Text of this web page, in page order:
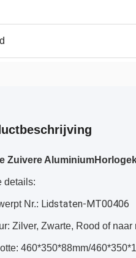
Zuivere
details:
Nr.: Lidstaten-MT00406
Zilver, Zwarte, Rood of naar
460*350*88mm/